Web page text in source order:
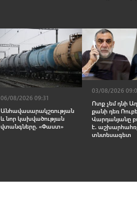
06/08/2026 09:31
Անհավասարակշռության
և նոր կախվածության
վտանգները. «Փաստ»
03/08/2026
Ոտք չեմ դնի
քանի դեռ
Վարդանյանը
է․
տնտեսագետ